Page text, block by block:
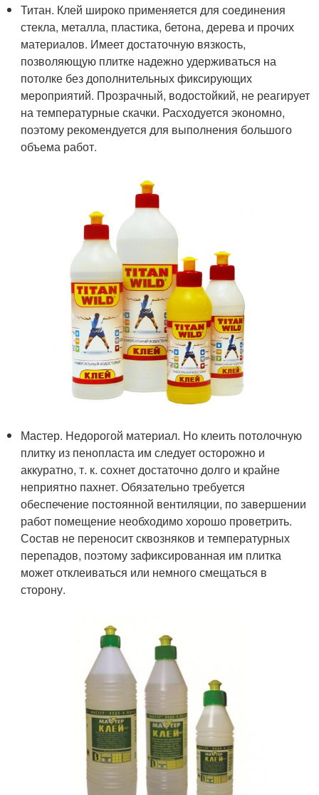
Титан. Клей широко применяется для соединения
стекла, металла, пластика, бетона, дерева и прочих
материалов. Имеет достаточную вязкость,
позволяющую плитке надежно удерживаться на
потолке без дополнительных фиксирующих
мероприятий. Прозрачный, водостойкий, не реагирует
на температурные скачки. Расходуется экономно,
поэтому рекомендуется для выполнения большого
объема работ.
Мастер. Недорогой материал. Но клеить потолочную
плитку из пенопласта им следует осторожно и
аккуратно, т. к. сохнет достаточно долго и крайне
неприятно пахнет. Обязательно требуется
обеспечение постоянной вентиляции, по завершении
работ помещение необходимо хорошо проветрить.
Состав не переносит сквозняков и температурных
перепадов, поэтому зафиксированная им плитка
может отклеиваться или немного смещаться в
сторону.